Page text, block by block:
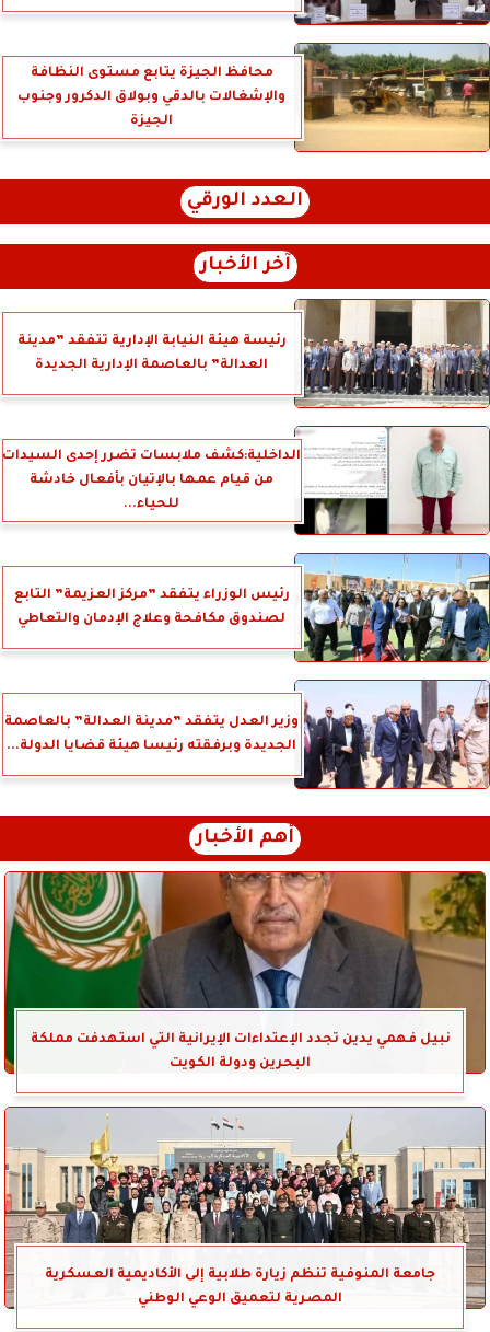
محافظ الجيزة يتابع مستوى النظافة
والإشغالات بالدقي وبولاق الدكرور وجنوب
الجيزة
العدد الورقي
آخر الأخبار
رئيسة هيئة النيابة الإدارية تتفقد ”مدينة
العدالة” بالعاصمة الإدارية الجديدة
الداخلية:كشف ملابسات تضرر إحدى السيدات
من قيام عمها بالإتيان بأفعال خادشة
للحياء...
رئيس الوزراء يتفقد ”مركز العزيمة” التابع
لصندوق مكافحة وعلاج الإدمان والتعاطي
وزير العدل يتفقد ”مدينة العدالة” بالعاصمة
الجديدة وبرفقته رئيسا هيئة قضايا الدولة...
أهم الأخبار
نبيل فهمي يدين تجدد الإعتداءات الإيرانية التي استهدفت مملكة
البحرين ودولة الكويت
جامعة المنوفية تنظم زيارة طلابية إلى الأكاديمية العسكرية
المصرية لتعميق الوعي الوطني